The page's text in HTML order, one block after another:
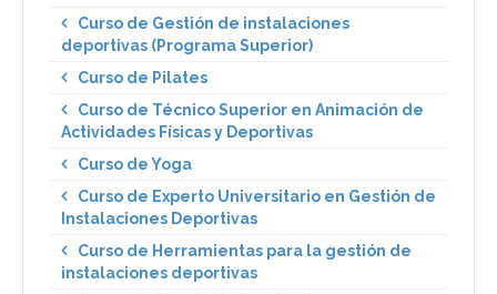
Curso de Gestión de instalaciones
deportivas (Programa Superior)
Curso de Pilates
Curso de Técnico Superior en Animación de
Actividades Físicas y Deportivas
Curso de Yoga
Curso de Experto Universitario en Gestión de
Instalaciones Deportivas
Curso de Herramientas para la gestión de
instalaciones deportivas